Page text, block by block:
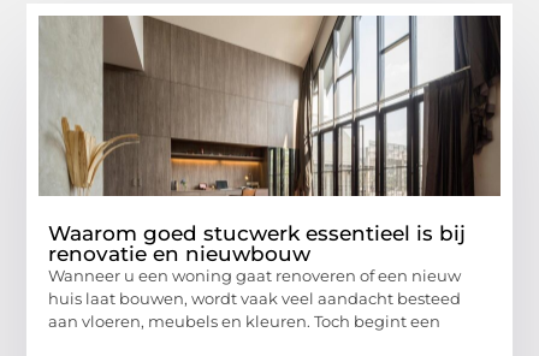
Waarom goed stucwerk essentieel is bij
renovatie en nieuwbouw
Wanneer u een woning gaat renoveren of een nieuw
huis laat bouwen, wordt vaak veel aandacht besteed
aan vloeren, meubels en kleuren. Toch begint een